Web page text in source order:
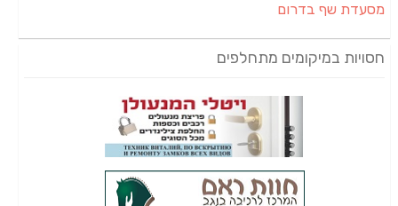
מסעדת שף בדרום
חסויות במיקומים מתחלפים